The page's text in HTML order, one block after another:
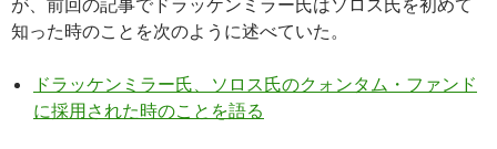
知った時のことを次のように述べていた。
ドラッケンミラー氏、ソロス氏のクォンタム・ファンド
に採用された時のことを語る